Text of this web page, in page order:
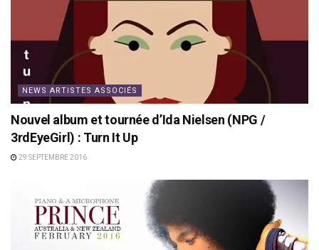
NEWS ARTISTES ASSOCIÉS
Nouvel album et tournée d’Ida Nielsen (NPG /
3rdEyeGirl) : Turn It Up
29 SEPTEMBRE 2016